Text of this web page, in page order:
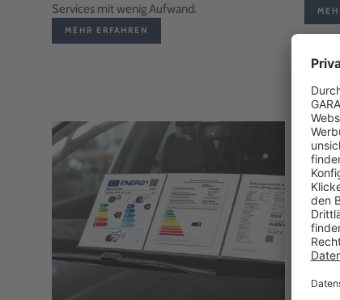
Services mit wenig Aufwand.
MEHR ERFAHREN